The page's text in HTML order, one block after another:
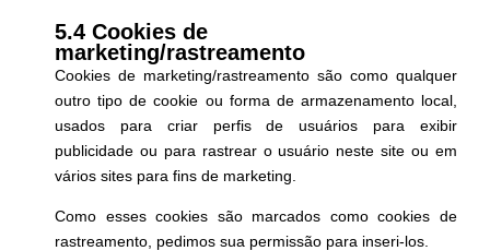
5.4 Cookies de
marketing/rastreamento
Cookies de marketing/rastreamento são como qualquer
outro tipo de cookie ou forma de armazenamento local,
usados para criar perfis de usuários para exibir
publicidade ou para rastrear o usuário neste site ou em
vários sites para fins de marketing.
Como esses cookies são marcados como cookies de
rastreamento, pedimos sua permissão para inseri-los.